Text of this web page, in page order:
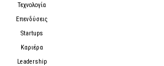
Τεχνολογία
Επενδύσεις
Startups
Καριέρα
Leadership